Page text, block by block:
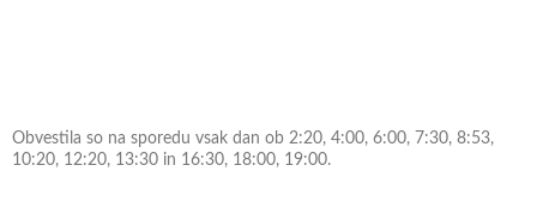
Obvestila so na sporedu vsak dan ob 2:20, 4:00, 6:00, 7:30, 8:53,
10:20, 12:20, 13:30 in 16:30, 18:00, 19:00.